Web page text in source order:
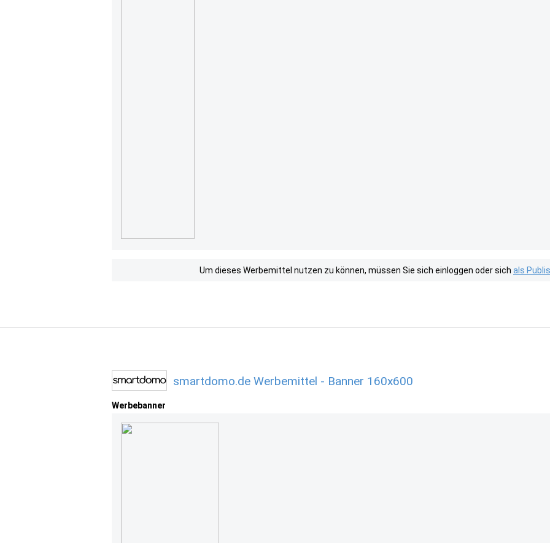
Um dieses Werbemittel nutzen zu können, müssen Sie sich einloggen oder sich als
smartdomo.de Werbemittel - Banner 160x600
Werbebanner